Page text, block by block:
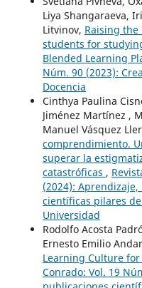
Liya Shangaraeva,
Litvinov, Raising
students for
Blended Learning
Núm. 90 (2023):
Docencia
Cinthya Paulina
Jiménez Martínez ,
Manuel Vásquez
comprendimiento.
superar la
catastróficas ,
(2024):
científicas pilares
Universidad
Rodolfo Acosta
Ernesto Emilio
Learning Culture
Conrado: Vol. 19